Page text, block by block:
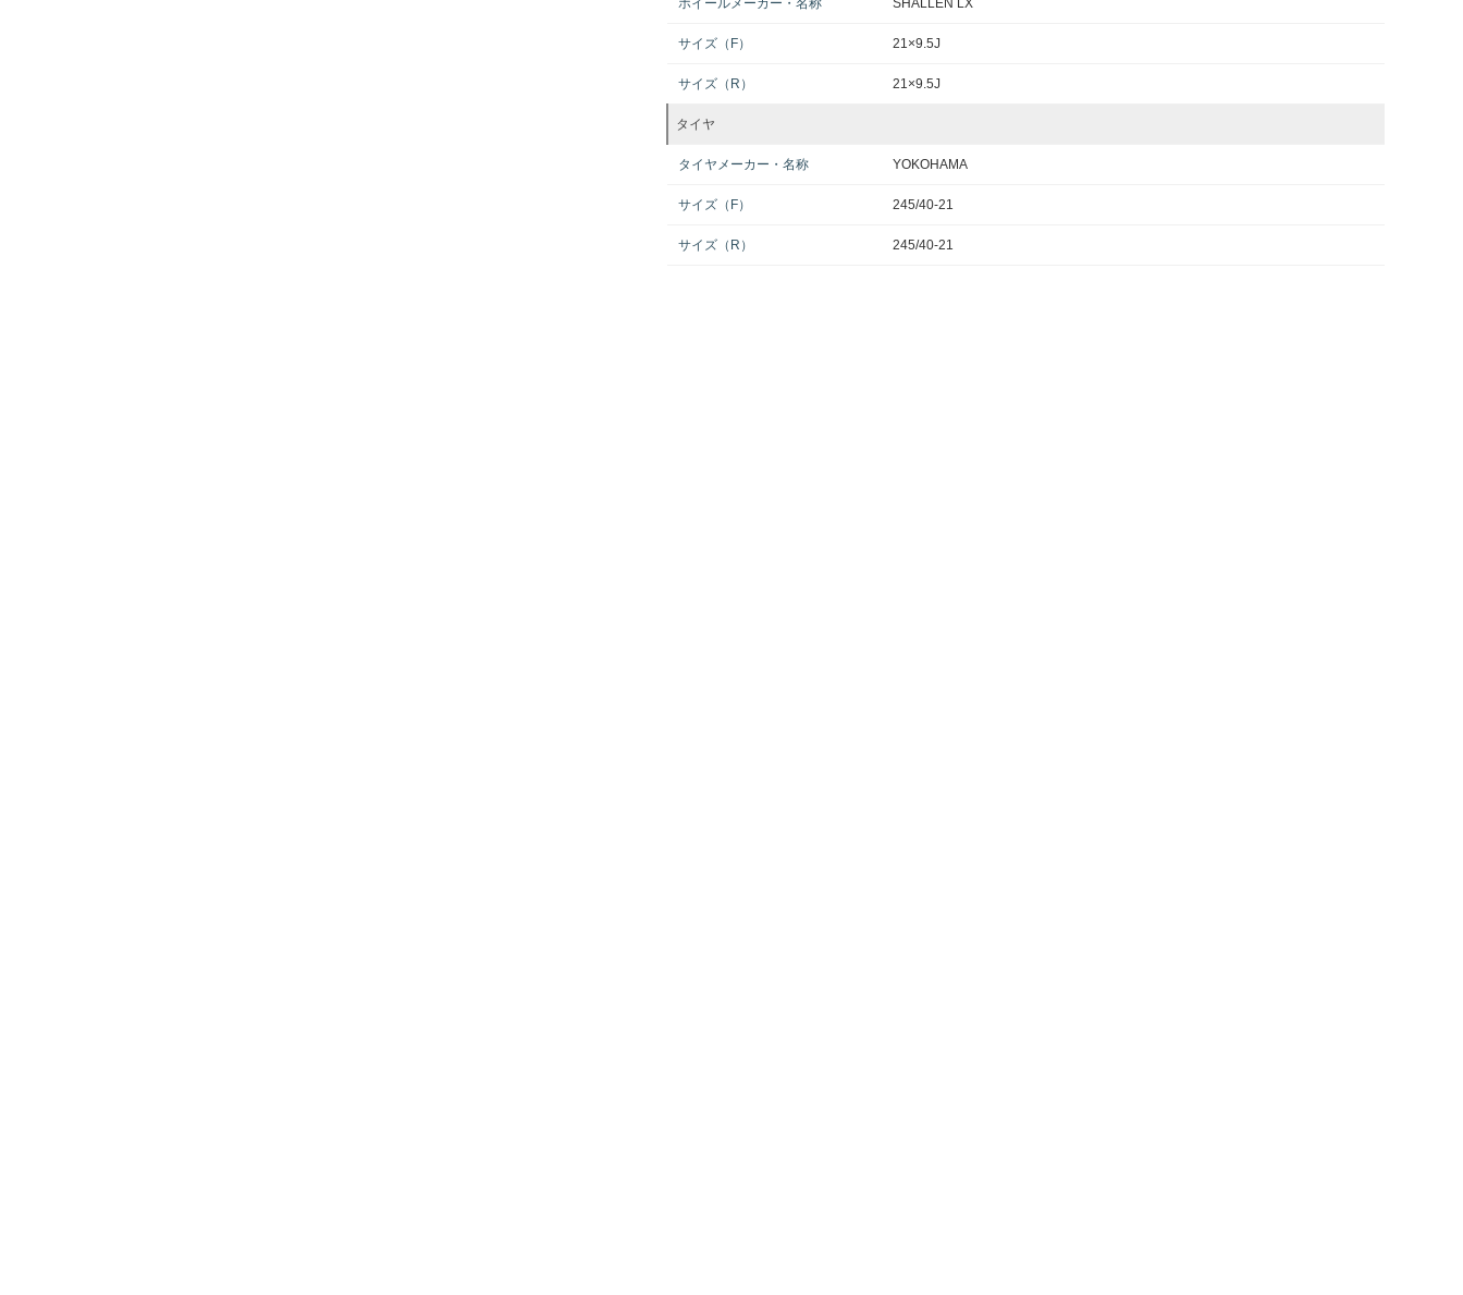
ホイールメーカー・名称 SHALLEN LX
サイズ（F） 21×9.5J
サイズ（R） 21×9.5J
タイヤ
タイヤメーカー・名称 YOKOHAMA
サイズ（F） 245/40-21
サイズ（R） 245/40-21